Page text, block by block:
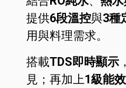
提供6段溫控與3種
用與料理需求。
搭載TDS即時顯示
見；再加上1級能